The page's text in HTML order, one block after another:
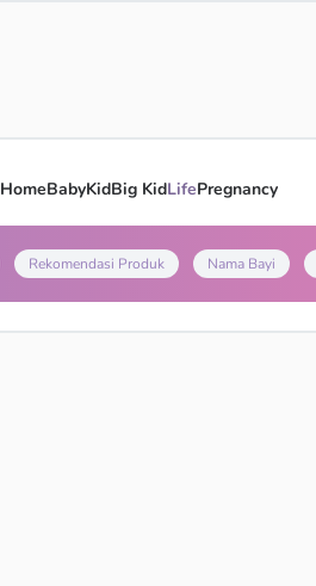
HomeBabyKidBig KidLifePregnancy
Rekomendasi Produk Nama Bayi